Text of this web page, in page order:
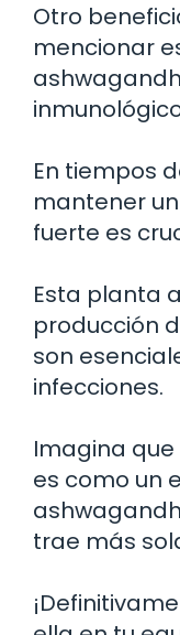
Otro
mencionar
En tiempos
mantener
fuerte es
Esta planta
producción
son
infecciones.
Imagina
es como un
trae más